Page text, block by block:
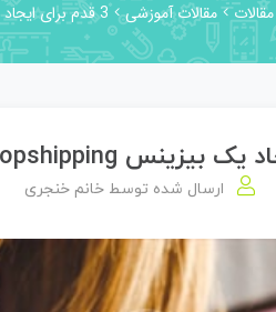
مقالات مقالات آموزشی 3 قدم برای ایجاد یک بیزینس Dropshipping آنلاین موفق ?
ارسال شده توسط خانم خنجری